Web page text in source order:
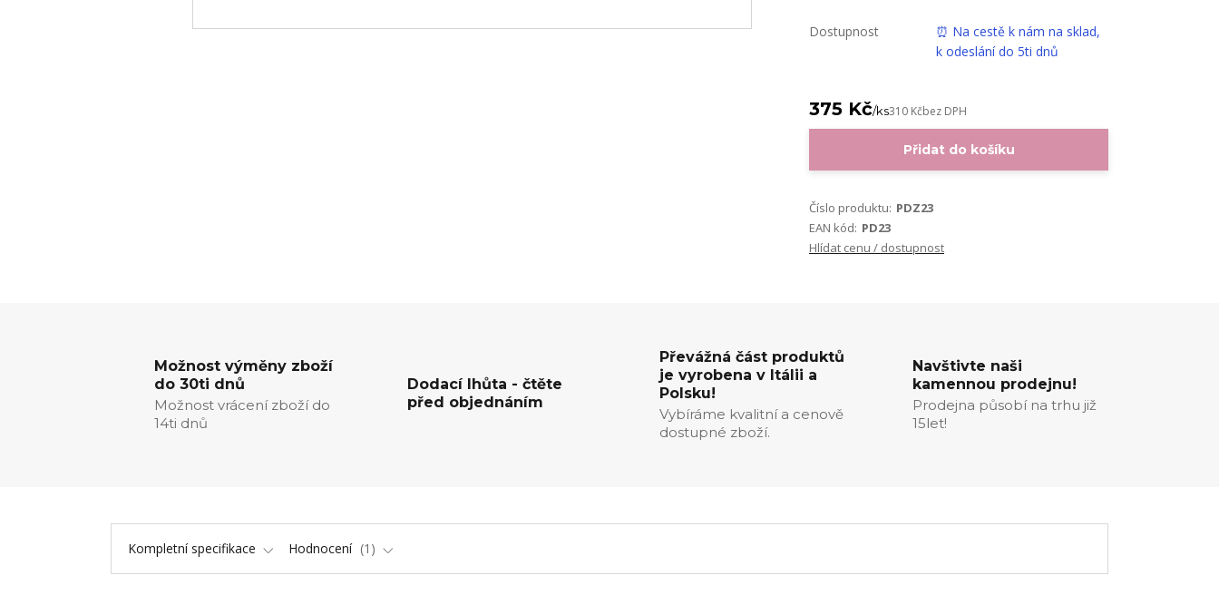
Dostupnost
⏰ Na cestě k nám na sklad,
k odeslání do 5ti dnů
375 Kč/ks310 Kčbez DPH
Přidat do košíku
Číslo produktu: PDZ23
EAN kód: PD23
Hlídat cenu / dostupnost
Možnost výměny zboží
do 30ti dnů
Možnost vrácení zboží do
14ti dnů
Dodací lhůta - čtěte
před objednáním
Převážná část produktů
je vyrobena v Itálii a
Polsku!
Vybíráme kvalitní a cenově
dostupné zboží.
Navštivte naši
kamennou prodejnu!
Prodejna působí na trhu již
15let!
Kompletní specifikace Hodnocení 1